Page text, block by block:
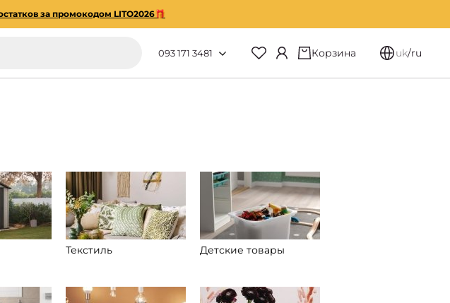
за промокодом LITO2026🎁
093 171 3481 Корзина uk/ru
Текстиль Детские товары